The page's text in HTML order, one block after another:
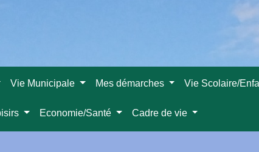
Vie Municipale Mes démarches Vie Scolaire/
Economie/Santé Cadre de vie